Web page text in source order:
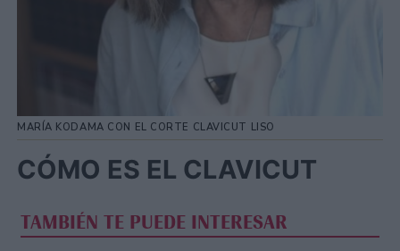
MARÍA KODAMA CON EL CORTE CLAVICUT LISO
CÓMO ES EL CLAVICUT
TAMBIÉN TE PUEDE INTERESAR